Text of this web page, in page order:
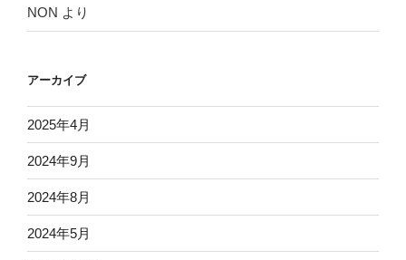
NON より
アーカイブ
2025年4月
2024年9月
2024年8月
2024年5月